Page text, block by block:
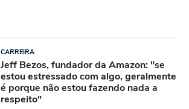
CARREIRA
Jeff Bezos, fundador da Amazon: "se
estou estressado com algo, geralmente
é porque não estou fazendo nada a
respeito"